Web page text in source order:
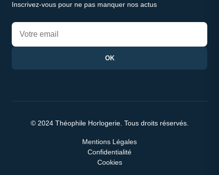
Inscrivez-vous pour ne pas manquer nos actus
OK
© 2024 Théophile Horlogerie. Tous droits réservés.
Mentions Légales
Confidentialité
Cookies